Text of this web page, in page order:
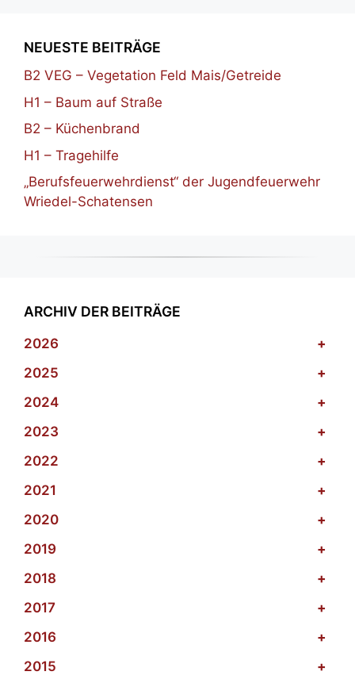
NEUESTE BEITRÄGE
B2 VEG – Vegetation Feld Mais/Getreide
H1 – Baum auf Straße
B2 – Küchenbrand
H1 – Tragehilfe
„Berufsfeuerwehrdienst“ der Jugendfeuerwehr
Wriedel-Schatensen
ARCHIV DER BEITRÄGE
2026
+
2025
+
2024
+
2023
+
2022
+
2021
+
2020
+
2019
+
2018
+
2017
+
2016
+
2015
+